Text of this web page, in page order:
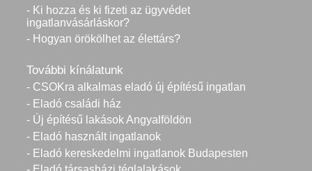
- Ki hozza és ki fizeti az ügyvédet
ingatlanvásárláskor?
- Hogyan örökölhet az élettárs?
További kínálatunk
- CSOKra alkalmas eladó új építésű ingatlan
- Eladó családi ház
- Új építésű lakások Angyalföldön
- Eladó használt ingatlanok
- Eladó kereskedelmi ingatlanok Budapesten